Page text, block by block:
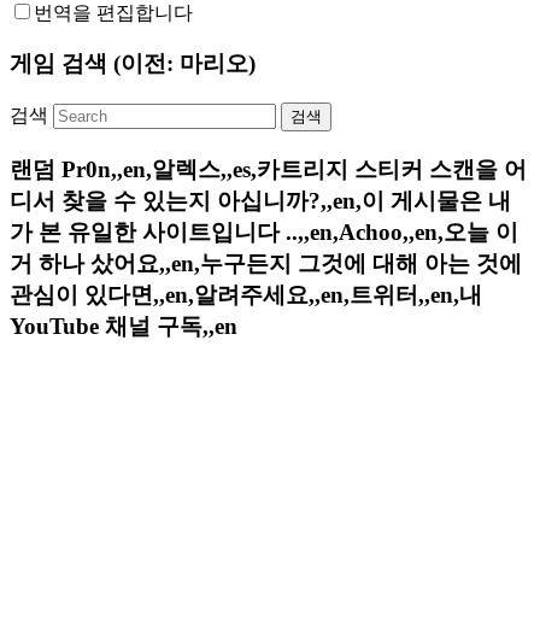
번역을 편집합니다
게임 검색 (이전: 마리오)
검색
랜덤 Pr0n,,en,알렉스,,es,카트리지 스티커 스캔을 어
디서 찾을 수 있는지 아십니까?,,en,이 게시물은 내
가 본 유일한 사이트입니다 ..,,en,Achoo,,en,오늘 이
거 하나 샀어요,,en,누구든지 그것에 대해 아는 것에
관심이 있다면,,en,알려주세요,,en,트위터,,en,내
YouTube 채널 구독,,en